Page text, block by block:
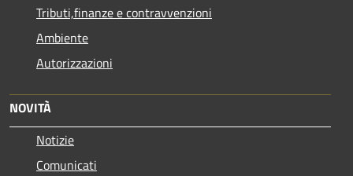
Tributi,finanze e contravvenzioni
Ambiente
Autorizzazioni
NOVITÀ
Notizie
Comunicati